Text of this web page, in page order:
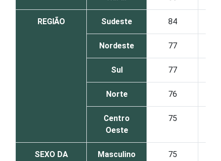
REGIÃO Sudeste 84
Nordeste 77
Sul 77
Norte 76
Centro
Oeste
75
SEXO DA
Masculino 75